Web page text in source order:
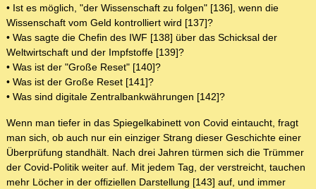
• Ist es möglich, "der Wissenschaft zu folgen" [136], wenn die
Wissenschaft vom Geld kontrolliert wird [137]?
• Was sagte die Chefin des IWF [138] über das Schicksal der
Weltwirtschaft und der Impfstoffe [139]?
• Was ist der "Große Reset" [140]?
• Was ist der Große Reset [141]?
• Was sind digitale Zentralbankwährungen [142]?
Wenn man tiefer in das Spiegelkabinett von Covid eintaucht, fragt
man sich, ob auch nur ein einziger Strang dieser Geschichte einer
Überprüfung standhält. Nach drei Jahren türmen sich die Trümmer
der Covid-Politik weiter auf. Mit jedem Tag, der verstreicht, tauchen
mehr Löcher in der offiziellen Darstellung [143] auf, und immer